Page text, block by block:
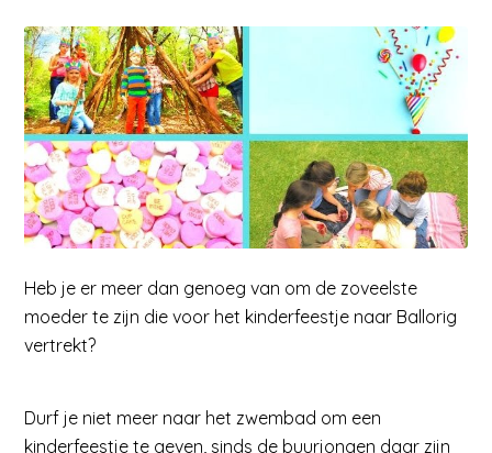
Heb je er meer dan genoeg van om de zoveelste
moeder te zijn die voor het kinderfeestje naar Ballorig
vertrekt?
Durf je niet meer naar het zwembad om een
kinderfeestje te geven, sinds de buurjongen daar zijn